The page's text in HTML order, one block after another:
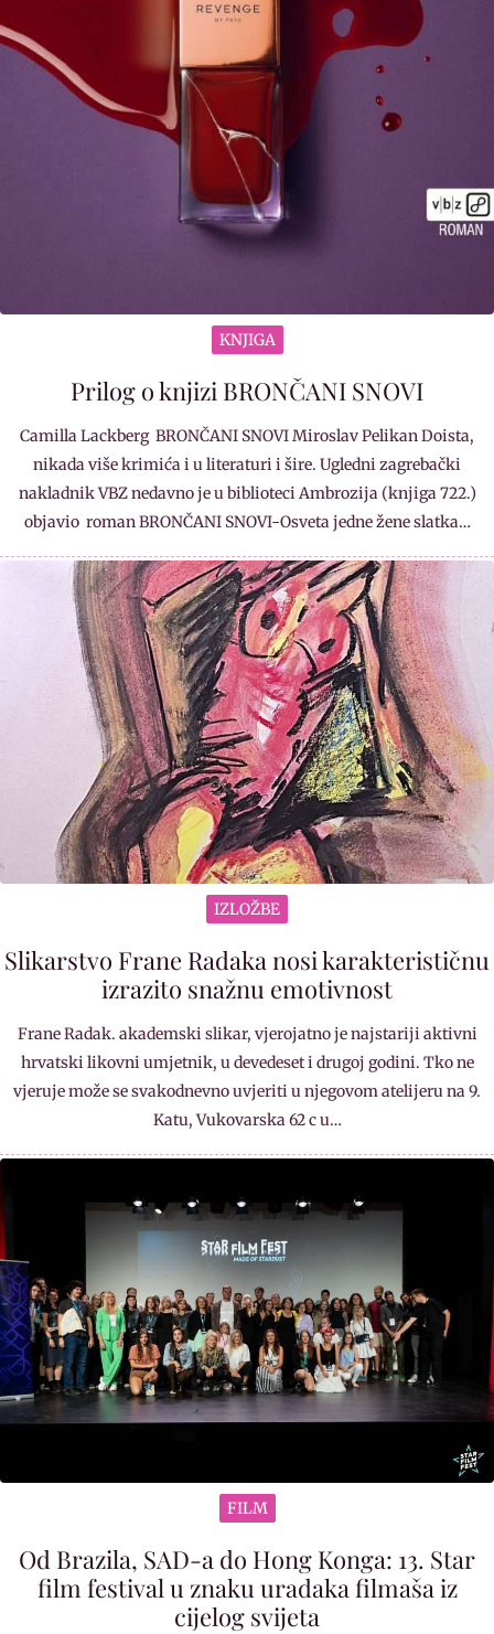
KNJIGA
Prilog o knjizi BRONČANI SNOVI
Camilla Lackberg BRONČANI SNOVI Miroslav Pelikan Doista,
nikada više krimića i u literaturi i šire. Ugledni zagrebački
nakladnik VBZ nedavno je u biblioteci Ambrozija (knjiga 722.)
objavio roman BRONČANI SNOVI-Osveta jedne žene slatka…
IZLOŽBE
Slikarstvo Frane Radaka nosi karakterističnu
izrazito snažnu emotivnost
Frane Radak. akademski slikar, vjerojatno je najstariji aktivni
hrvatski likovni umjetnik, u devedeset i drugoj godini. Tko ne
vjeruje može se svakodnevno uvjeriti u njegovom atelijeru na 9.
Katu, Vukovarska 62 c u…
FILM
Od Brazila, SAD-a do Hong Konga: 13. Star
film festival u znaku uradaka filmaša iz
cijelog svijeta